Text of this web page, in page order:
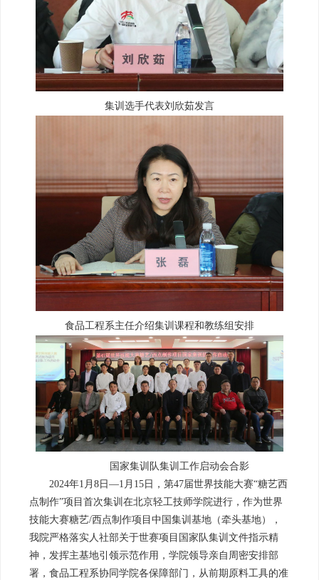
集训选手代表刘欣茹发言
食品工程系主任介绍集训课程和教练组安排
国家集训队集训工作启动会合影
2024年1月8日—1月15日，第47届世界技能大赛“糖艺西
点制作”项目首次集训在北京轻工技师学院进行，作为世界
技能大赛糖艺/西点制作项目中国集训基地（牵头基地），
我院严格落实人社部关于世赛项目国家队集训文件指示精
神，发挥主基地引领示范作用，学院领导亲自周密安排部
署，食品工程系协同学院各保障部门，从前期原料工具的准